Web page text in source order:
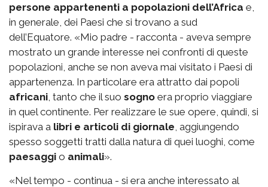
persone appartenenti a popolazioni dell’Africa e,
in generale, dei Paesi che si trovano a sud
dell’Equatore. «Mio padre - racconta - aveva sempre
mostrato un grande interesse nei confronti di queste
popolazioni, anche se non aveva mai visitato i Paesi di
appartenenza. In particolare era attratto dai popoli
africani , tanto che il suo sogno era proprio viaggiare
in quel continente. Per realizzare le sue opere, quindi, si
ispirava a libri e articoli di giornale , aggiungendo
spesso soggetti tratti dalla natura di quei luoghi, come
paesaggi o animali».
«Nel tempo - continua - si era anche interessato al